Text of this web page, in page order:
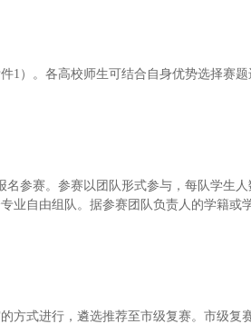
1）。各高校师生可结合自身优势选择赛
参赛。参赛以团队形式参与，每队学生人
业自由组队。据参赛团队负责人的学籍或
方式进行，遴选推荐至市级复赛。市级复